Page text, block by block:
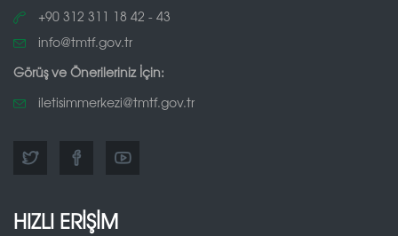
+90 312 311 18 42 - 43
info@tmtf.gov.tr
Görüş ve Önerileriniz İçin:
iletisimmerkezi@tmtf.gov.tr
HIZLI ERİŞİM